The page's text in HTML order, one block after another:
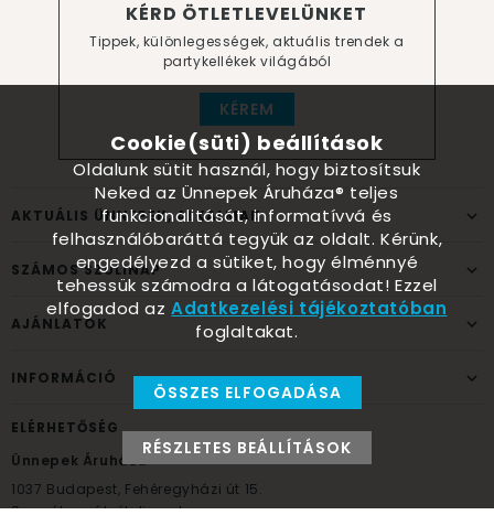
KÉRD ÖTLETLEVELÜNKET
Tippek, különlegességek, aktuális trendek a
partykellékek világából
KÉREM
AKTUÁLIS ÜNNEPEK, ALKALMAK
SZÁMOS SZÜLINAP
AJÁNLATOK
INFORMÁCIÓ
ELÉRHETŐSÉG
Ünnepek Áruháza
1037 Budapest, Fehéregyházi út 15.
Személyes átvételi pont
Cookie(süti) beállítások
Oldalunk sütit használ, hogy biztosítsuk
Neked az Ünnepek Áruháza® teljes
funkcionalitását, informatívvá és
felhasználóbaráttá tegyük az oldalt. Kérünk,
engedélyezd a sütiket, hogy élménnyé
tehessük számodra a látogatásodat! Ezzel
elfogadod azAdatkezelési tájékoztatóban
foglaltakat.
ÖSSZES ELFOGADÁSA
RÉSZLETES BEÁLLÍTÁSOK